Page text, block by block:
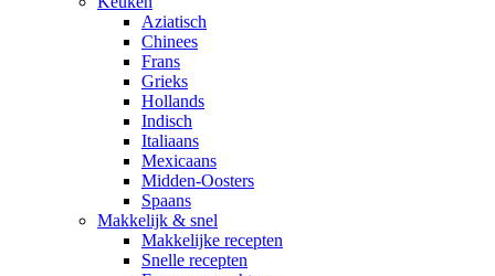
Aziatisch
Chinees
Frans
Grieks
Hollands
Indisch
Italiaans
Mexicaans
Midden-Oosters
Spaans
Makkelijk & snel
Makkelijke recepten
Snelle recepten